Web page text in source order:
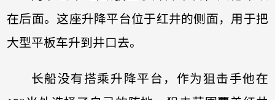
在后面。这座升降平台位于红井的侧面，用于把
大型平板车升到井口去。
长船没有搭乘升降平台，作为狙击手他在